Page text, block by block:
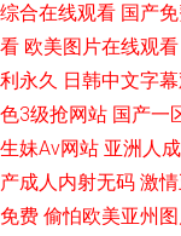
欧美一卡 av日本网址
亚洲综合另类 国产茂
钱 欧美A片在线观看视
电影资源网站 玖玖精
综合在线观看 国产
看 欧美图片在线观看
利永久 日韩中文字
色3级抢网站 国产一
生妹Av网站 亚洲人
产成人内射无码 激
免费 偷怕欧美亚州